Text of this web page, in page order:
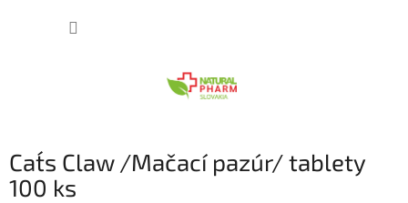
Cat´s Claw /Mačací pazúr/ tablety
100 ks